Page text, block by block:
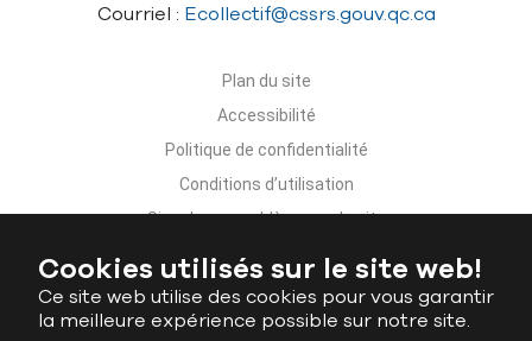
Cookies utilisés sur le site web!
Ce site web utilise des cookies pour vous garantir
la meilleure expérience possible sur notre site.
Courriel : Ecollectif@cssrs.gouv.qc.ca
Plan du site
Accessibilité
Politique de confidentialité
Conditions d’utilisation
Signaler un problème sur le site
Nous joindre